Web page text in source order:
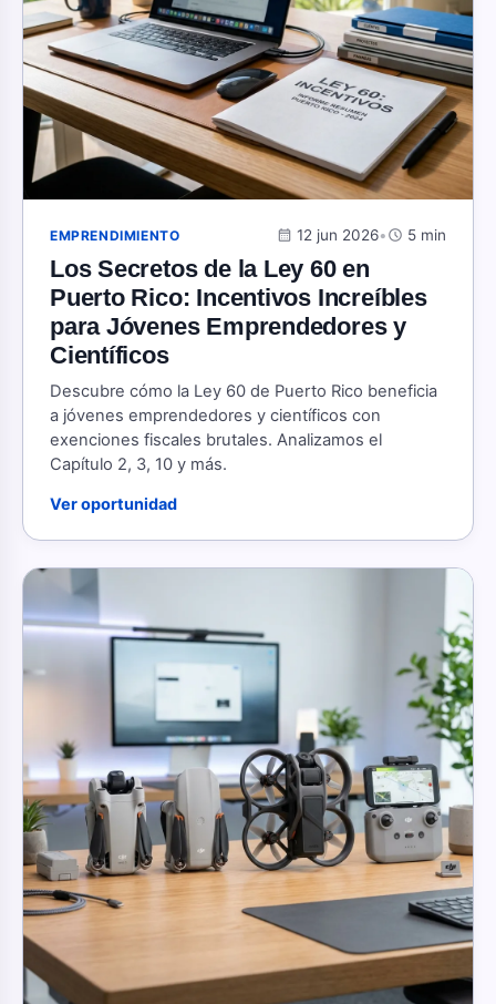
EMPRENDIMIENTO calendar_month 12 jun 2026•schedule 5 min
Los Secretos de la Ley 60 en
Puerto Rico: Incentivos Increíbles
para Jóvenes Emprendedores y
Científicos
Descubre cómo la Ley 60 de Puerto Rico beneficia
a jóvenes emprendedores y científicos con
exenciones fiscales brutales. Analizamos el
Capítulo 2, 3, 10 y más.
Ver oportunidad